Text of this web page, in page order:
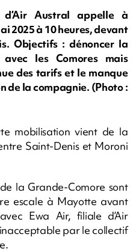
Austral appelle à
2025 à 10 heures, devant
Objectifs : dénoncer la
les Comores mais
des tarifs et le manque
de la compagnie. (Photo :
mobilisation vient de la
Saint-Denis et Moroni
la Grande-Comore sont
escale à Mayotte avant
Ewa Air, filiale d’Air
par le collectif